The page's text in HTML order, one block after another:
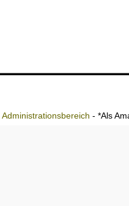
Administrationsbereich - *Als